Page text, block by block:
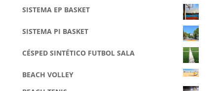
SISTEMA EP BASKET
SISTEMA PI BASKET
CÉSPED SINTÉTICO FUTBOL SALA
BEACH VOLLEY